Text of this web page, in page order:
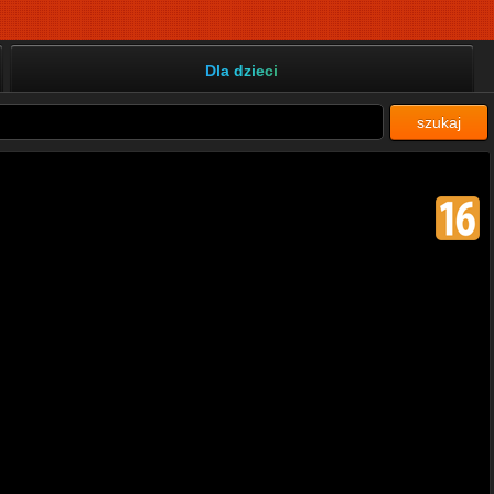
Dla dzieci
szukaj